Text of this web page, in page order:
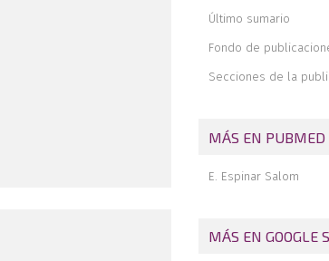
radio del pie mediante
basadas en los datos
Último sumario
Fondo de
Secciones de la
MÁS EN PUBMED
E. Espinar Salom
MÁS EN GOOGLE